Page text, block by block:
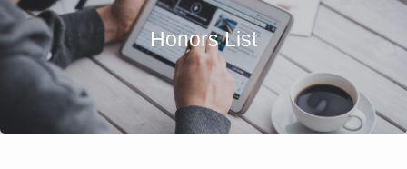
Honors List